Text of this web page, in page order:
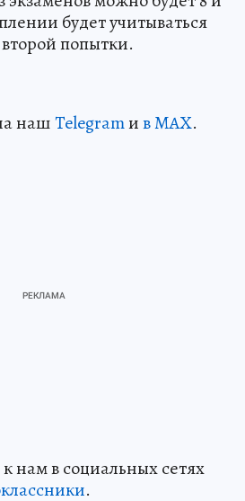
будет учитываться
попытки.
нашTelegramив MAX.
нам в социальных сетях
.